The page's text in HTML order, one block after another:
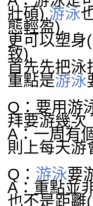
壯碩),游泳
態輕盈),
更可以塑身
致),
首先先把泳
重點是游泳
Q：要用游
拜要游幾次
A：一周有
則上每天游
Q： 游泳要
A：重點並
也不是距離